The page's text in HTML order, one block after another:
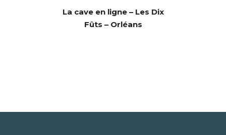
La cave en ligne – Les Dix
Fûts – Orléans